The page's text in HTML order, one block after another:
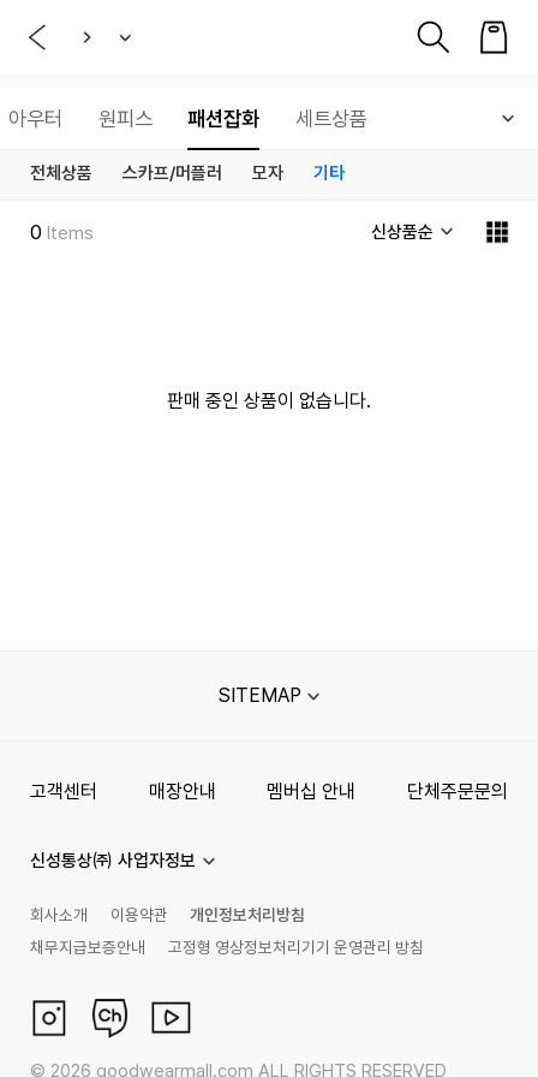
아우터 원피스 패션잡화 세트상품
전체상품 스카프/머플러 모자 기타
0 Items 신상품순
판매 중인 상품이 없습니다.
SITEMAP
고객센터 매장안내 멤버십 안내 단체주문문의
신성통상㈜ 사업자정보
회사소개 이용약관
개인정보처리방침
채무지급보증안내
고정형 영상정보처리기기 운영관리 방침
© 2026 goodwearmall.com ALL RIGHTS RESERVED